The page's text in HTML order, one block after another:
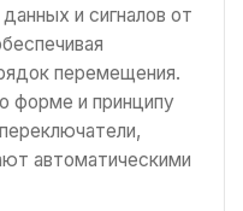
и сигналов от
перемещения.
форме и принципу
автоматическими